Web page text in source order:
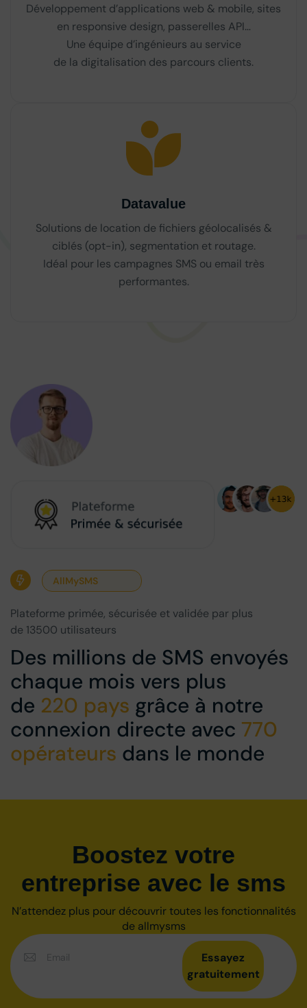
Développement d’applications web & mobile, sites
en responsive design, passerelles API…
Une équipe d’ingénieurs au service
de la digitalisation des parcours clients.
Datavalue
Solutions de location de fichiers géolocalisés &
ciblés (opt-in), segmentation et routage.
Idéal pour les campagnes SMS ou email très
performantes.
AllMySMS
Plateforme primée, sécurisée et validée par plus
de 13500 utilisateurs
Des millions de SMS envoyés
chaque mois vers plus
de 220 pays grâce à notre
connexion directe avec 770
opérateurs dans le monde
Boostez votre
entreprise avec le sms
N’attendez plus pour découvrir toutes les fonctionnalités
de allmysms
Essayez
gratuitement